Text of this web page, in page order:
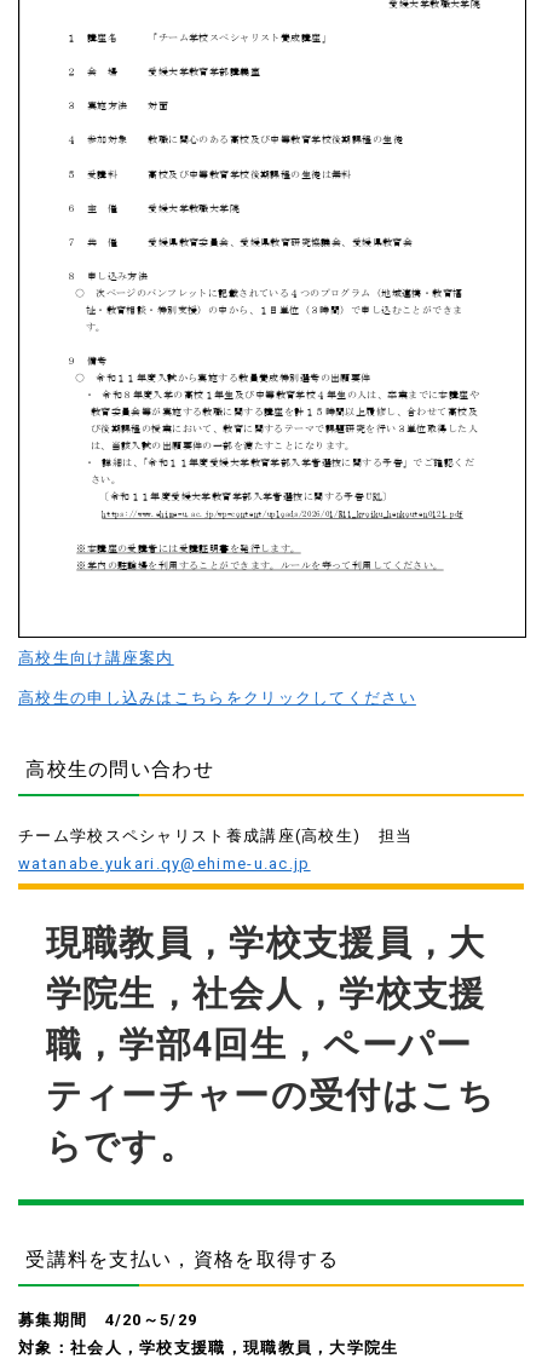
高校生向け講座案内
高校生の申し込みはこちらをクリックしてください
高校生の問い合わせ
チーム学校スペシャリスト養成講座(高校生) 担当
watanabe.yukari.qy@ehime-u.ac.jp
現職教員，学校支援員，大
学院生，社会人，学校支援
職，学部4回生，ペーパー
ティーチャ ーの受付はこち
らです。
受講料を支払い，資格を取得する
募集期間 4/20～5/29
対象：社会人，学校支援職，現職教員，大学院生